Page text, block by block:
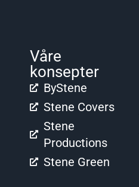
Våre
konsepter
ByStene
Stene Covers
Stene
Productions
Stene Green